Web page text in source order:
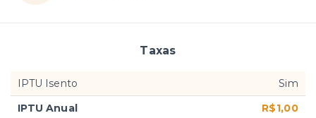
Taxas
IPTU Isento
Sim
IPTU Anual
R$1,00